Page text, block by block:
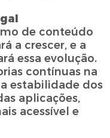
de conteúdo
a crescer, e a
essa evolução.
contínuas na
estabilidade dos
aplicações,
acessível e